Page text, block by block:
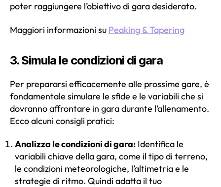
poter raggiungere l’obiettivo di gara desiderato.
Maggiori informazioni su Peaking & Tapering
3. Simula le condizioni di gara
Per prepararsi efficacemente alle prossime gare, è
fondamentale simulare le sfide e le variabili che si
dovranno affrontare in gara durante l’allenamento.
Ecco alcuni consigli pratici:
Analizza le condizioni di gara: Identifica le
variabili chiave della gara, come il tipo di terreno,
le condizioni meteorologiche, l’altimetria e le
strategie di ritmo. Quindi adatta il tuo